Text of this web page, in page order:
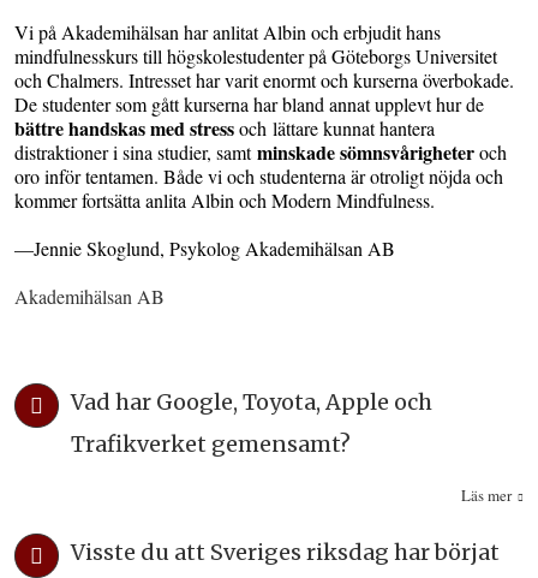
Vi på Akademihälsan har anlitat Albin och erbjudit hans
mindfulnesskurs till högskolestudenter på Göteborgs Universitet
och Chalmers. Intresset har varit enormt och kurserna överbokade.
De studenter som gått kurserna har bland annat upplevt hur de
bättre handskas med stressoch lättare kunnat hantera
distraktioner i sina studier, samtminskade sömnsvårigheteroch
oro inför tentamen. Både vi och studenterna är otroligt nöjda och
kommer fortsätta anlita Albin och Modern Mindfulness.
—Jennie Skoglund, Psykolog Akademihälsan AB
Akademihälsan AB
Vad har Google, Toyota, Apple och
Trafikverket gemensamt?
Läs mer
Visste du att Sveriges riksdag har börjat